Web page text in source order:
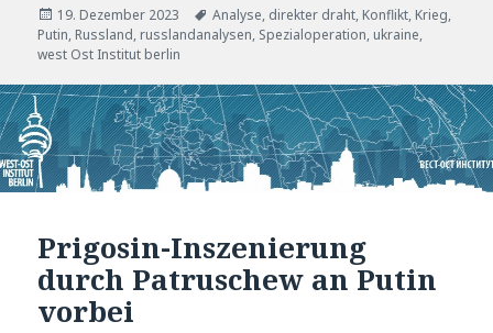
Veröffentlicht
am
19. Dezember 2023 Tags
Analyse, direkter draht, Konflikt, Krieg,
Putin, Russland, russlandanalysen, Spezialoperation, ukraine,
west Ost Institut berlin
Prigosin-Inszenierung
durch Patruschew an Putin
vorbei